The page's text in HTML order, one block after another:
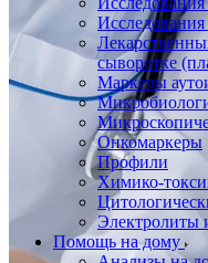
сыворотке
Маркеры
Онкомаркеры
Профили
Химико-
Электролиты
Помощь на дому